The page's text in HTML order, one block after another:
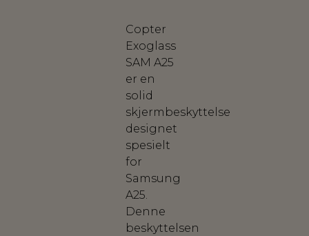
Copter
Exoglass
SAM A25
er en
solid
skjermbeskyttelse
designet
spesielt
for
Samsung
A25.
Denne
beskyttelsen